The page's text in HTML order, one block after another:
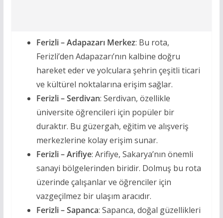
Ferizli – Adapazarı Merkez: Bu rota,
Ferizli’den Adapazarı’nın kalbine doğru
hareket eder ve yolculara şehrin çeşitli ticari
ve kültürel noktalarına erişim sağlar.
Ferizli – Serdivan: Serdivan, özellikle
üniversite öğrencileri için popüler bir
duraktır. Bu güzergah, eğitim ve alışveriş
merkezlerine kolay erişim sunar.
Ferizli – Arifiye: Arifiye, Sakarya’nın önemli
sanayi bölgelerinden biridir. Dolmuş bu rota
üzerinde çalışanlar ve öğrenciler için
vazgeçilmez bir ulaşım aracıdır.
Ferizli – Sapanca: Sapanca, doğal güzellikleri